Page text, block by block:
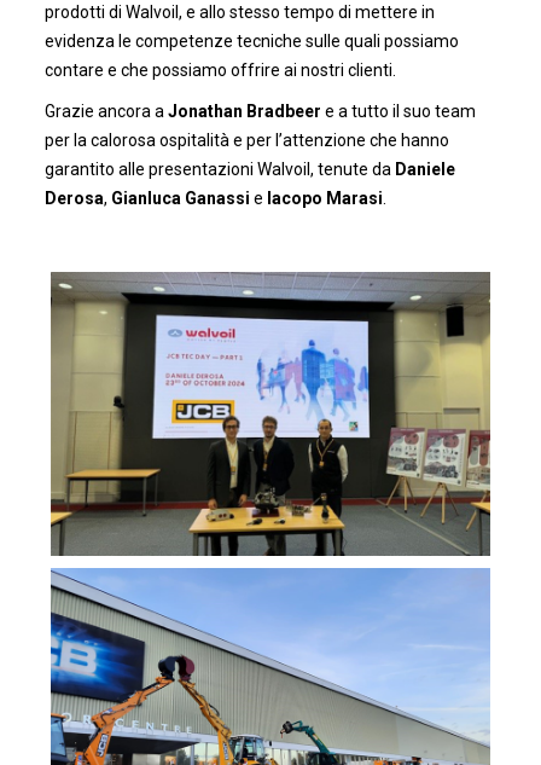
prodotti di Walvoil, e allo stesso tempo di mettere in
evidenza le competenze tecniche sulle quali possiamo
contare e che possiamo offrire ai nostri clienti.
Grazie ancora aJonathan Bradbeer e a tutto il suo team
per la calorosa ospitalità e per l’attenzione che hanno
garantito alle presentazioni Walvoil, tenute da Daniele
Derosa, Gianluca Ganassi e Iacopo Marasi